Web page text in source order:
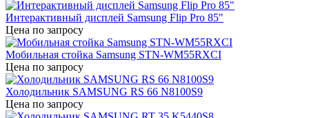
Интерактивный дисплей Samsung Flip Pro 85"
Цена по запросу
Мобильная стойка Samsung STN-WM55RXCI
Цена по запросу
Холодильник SAMSUNG RS 66 N8100S9
Цена по запросу